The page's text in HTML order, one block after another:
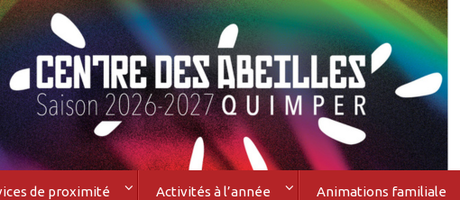
de proximité Activités à l’année Animations familiale